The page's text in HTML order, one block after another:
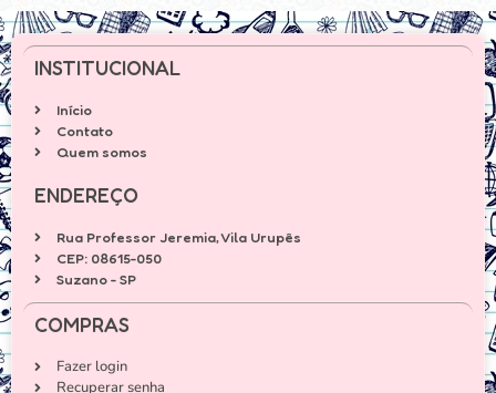
INSTITUCIONAL
Início
Contato
Quem somos
ENDEREÇO
Rua Professor Jeremia, Vila Urupês
CEP: 08615-050
Suzano - SP
COMPRAS
Fazer login
Recuperar senha